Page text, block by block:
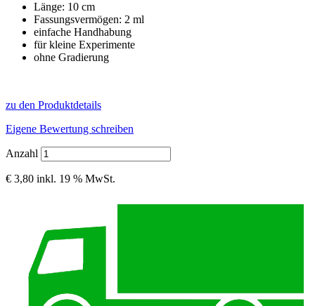
Länge: 10 cm
Fassungsvermögen: 2 ml
einfache Handhabung
für kleine Experimente
ohne Gradierung
zu den Produktdetails
Eigene Bewertung schreiben
Anzahl
€ 3,80 inkl. 19 % MwSt.